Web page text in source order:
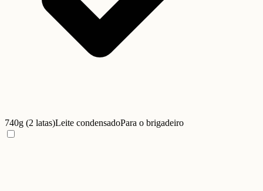
740g (2 latas)Leite condensadoPara o brigadeiro